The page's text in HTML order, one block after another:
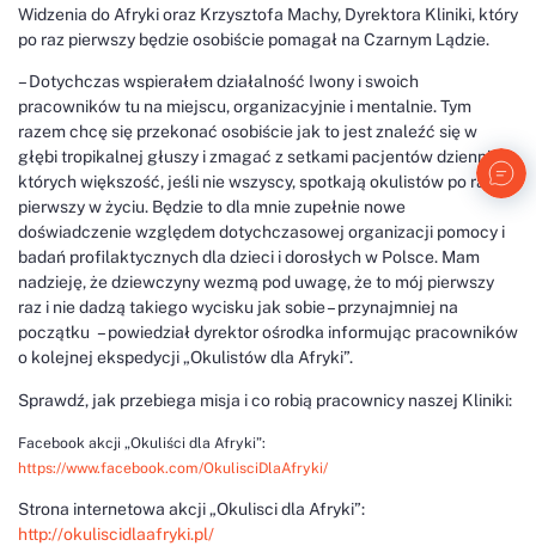
Widzenia do Afryki oraz Krzysztofa Machy, Dyrektora Kliniki, który
po raz pierwszy będzie osobiście pomagał na Czarnym Lądzie.
– Dotychczas wspierałem działalność Iwony i swoich
pracowników tu na miejscu, organizacyjnie i mentalnie. Tym
razem chcę się przekonać osobiście jak to jest znaleźć się w
głębi tropikalnej głuszy i zmagać z setkami pacjentów dziennie, z
których większość, jeśli nie wszyscy, spotkają okulistów po raz
pierwszy w życiu. Będzie to dla mnie zupełnie nowe
doświadczenie względem dotychczasowej organizacji pomocy i
badań profilaktycznych dla dzieci i dorosłych w Polsce. Mam
nadzieję, że dziewczyny wezmą pod uwagę, że to mój pierwszy
raz i nie dadzą takiego wycisku jak sobie – przynajmniej na
początku – powiedział dyrektor ośrodka informując pracowników
o kolejnej ekspedycji „Okulistów dla Afryki”.
Sprawdź, jak przebiega misja i co robią pracownicy naszej Kliniki:
Facebook akcji „Okuliści dla Afryki”:
https://www.facebook.com/OkulisciDlaAfryki/
Strona internetowa akcji „Okulisci dla Afryki”:
http://okuliscidlaafryki.pl/